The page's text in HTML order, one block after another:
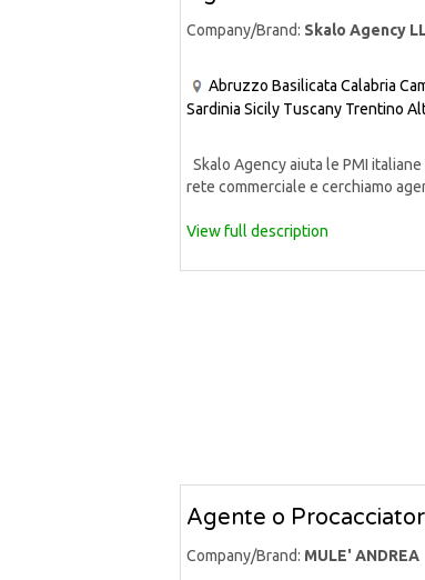
Company/Brand: Skalo Agency
Abruzzo Basilicata Calabria
Sardinia Sicily Tuscany Trentino
Skalo Agency aiuta le PMI
rete commerciale e cerchiamo
View full description
Agente o
Company/Brand: MULE' ANDREA